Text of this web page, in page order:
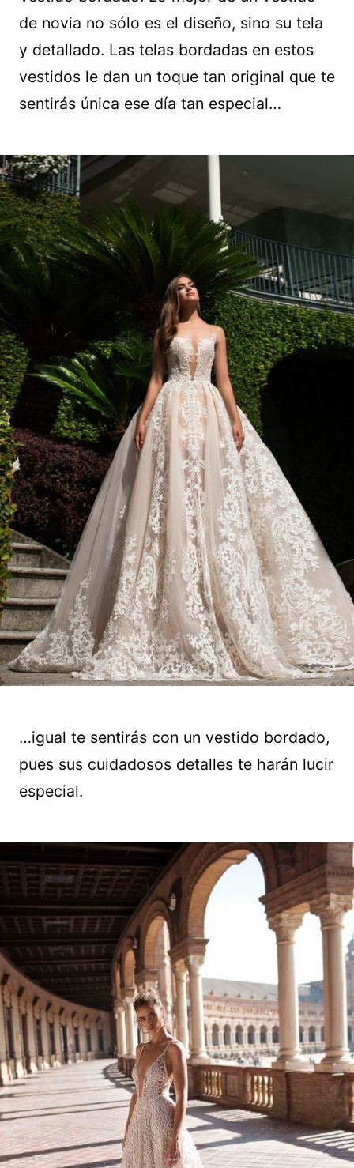
de novia no sólo es el diseño, sino su tela
y detallado. Las telas bordadas en estos
vestidos le dan un toque tan original que te
sentirás única ese día tan especial…
…igual te sentirás con un vestido bordado,
pues sus cuidadosos detalles te harán lucir
especial.